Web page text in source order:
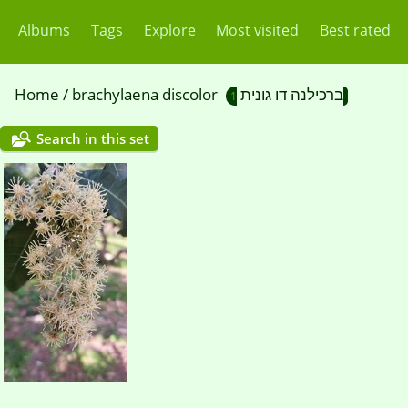
Albums Tags Explore Most visited Best rated
Home / brachylaena discolor ברכילנה דו גונית 1
Search in this set